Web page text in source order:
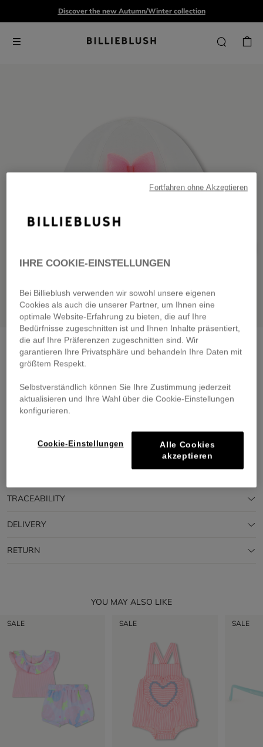
Discover the new Autumn/Winter collection
Hat with fantasywhite
Pay in 4 interest-free instalments
🔒 Secure payment & easy returns
SALE GREENAROUND
DESCRIPTION
TRACEABILITY
DELIVERY
RETURN
YOU MAY ALSO LIKE
SALE SALE SALE
IHRE COOKIE-EINSTELLUNGEN
Bei Billieblush verwenden wir sowohl unsere eigenen
Cookies als auch die unserer Partner, um Ihnen eine
optimale Website-Erfahrung zu bieten, die auf Ihre
Bedürfnisse zugeschnitten ist und Ihnen Inhalte präsentiert,
die auf Ihre Präferenzen zugeschnitten sind. Wir
garantieren Ihre Privatsphäre und behandeln Ihre Daten mit
größtem Respekt.
Selbstverständlich können Sie Ihre Zustimmung jederzeit
aktualisieren und Ihre Wahl über die Cookie-Einstellungen
konfigurieren.
Cookie-Einstellungen
Alle Cookies
akzeptieren
Fortfahren ohne Akzeptieren